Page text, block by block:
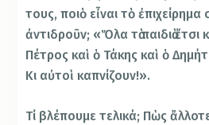
τους, ποιὸ εἶναι τὸ
ἀντιδροῦν; «Ὅλα τὰ παιδιὰ ἔτσι
Πέτρος καὶ ὁ Τάκης καὶ ὁ
Κι αὐτοὶ καπνίζουν!».
Τί βλέπουμε τελικά; Πὼς